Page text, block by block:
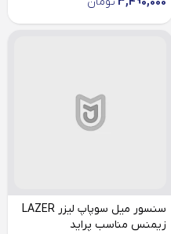
سنسور میل سوپاپ لیزر LAZER
زیمنس مناسب پراید